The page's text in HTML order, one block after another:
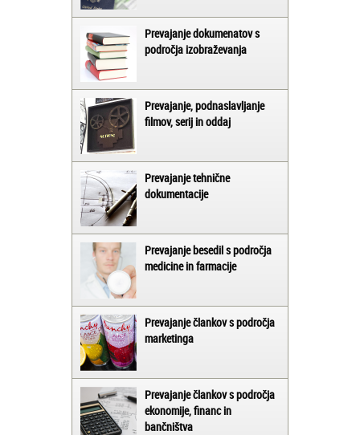
Prevajanje dokumenatov s
področja izobraževanja
Prevajanje, podnaslavljanje
filmov, serij in oddaj
Prevajanje tehnične
dokumentacije
Prevajanje besedil s področja
medicine in farmacije
Prevajanje člankov s področja
marketinga
Prevajanje člankov s področja
ekonomije, financ in
bančništva